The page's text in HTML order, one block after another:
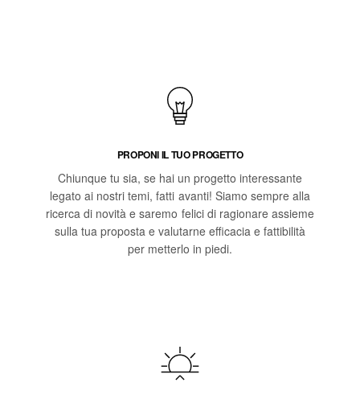
PROPONI IL TUO PROGETTO
Chiunque tu sia, se hai un progetto interessante
legato ai nostri temi, fatti avanti! Siamo sempre alla
ricerca di novità e saremo felici di ragionare assieme
sulla tua proposta e valutarne efficacia e fattibilità
per metterlo in piedi.